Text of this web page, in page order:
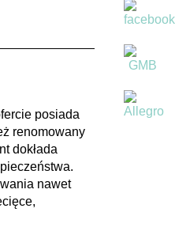
posiada
renomowany
dokłada
nawet